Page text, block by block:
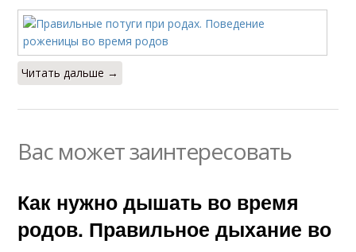
Читать дальше →
Вас может заинтересовать
Как нужно дышать во время
родов. Правильное дыхание во